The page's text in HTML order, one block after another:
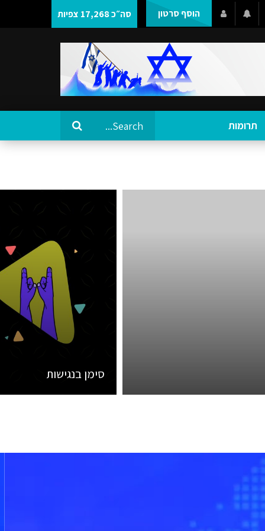
סה״כ 17,268 צפיות הוסף סרטון
תרומות
סימן בנגישות